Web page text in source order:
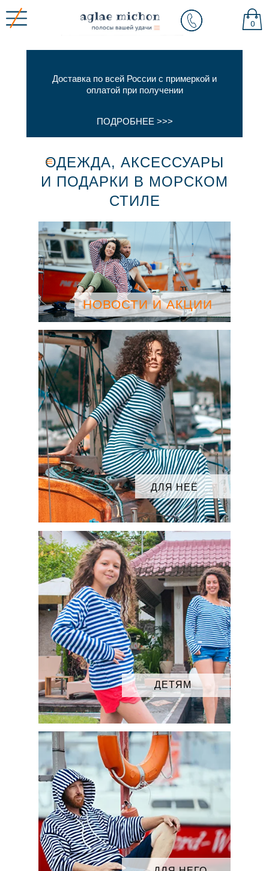
0
Доставка по всей России с примеркой и
оплатой при получении
ПОДРОБНЕЕ >>>
ПРОМОКОД MY1AGLAE
ДЛЯ НЕЁ
ДЕТЯМ
НОВОСТИ И АКЦИИ
ОДЕЖДА, АКСЕССУАРЫ
И ПОДАРКИ В МОРСКОМ
СТИЛЕ